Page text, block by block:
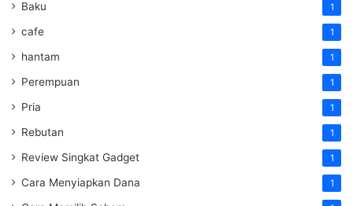
Baku 1
cafe 1
hantam 1
Perempuan 1
Pria 1
Rebutan 1
Review Singkat Gadget 1
Cara Menyiapkan Dana 1